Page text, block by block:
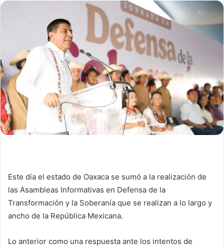
Este día el estado de Oaxaca se sumó a la realización de
las Asambleas Informativas en Defensa de la
Transformación y la Soberanía que se realizan a lo largo y
ancho de la República Mexicana.
Lo anterior como una respuesta ante los intentos de